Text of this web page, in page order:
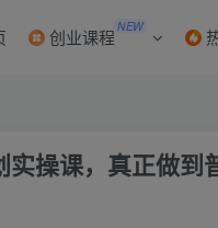
创业课程 NEW
操课，真正做到